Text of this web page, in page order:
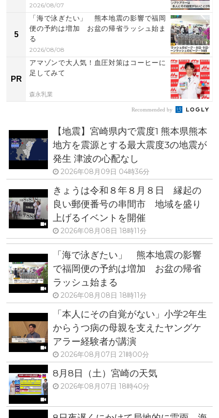
2026/08/07
5
「海で泳ぎたい」 熊本地震の影響で福岡
便の予約は増加 お盆の帰省ラッシュ始ま
る
2026/08/08
PR
アマゾンで大人気！血圧対策はコーヒーに
足してみて
森永乳業
Recommended by
【地震】宮崎県内で震度1 熊本県熊本
地方を震源とする最大震度3の地震が
発生 津波の心配なし
2026年08月09日 04時36分
きょうは令和８年８月８日 縁起の
良い郵便番号の串間市 地域を盛り
上げるイベントを開催
2026年08月08日 18時11分
「海で泳ぎたい」 熊本地震の影響
で福岡便の予約は増加 お盆の帰省
ラッシュ始まる
2026年08月08日 18時11分
「本人にその自覚がない」小学2年生
からうつ病の母親を支えたヤングケ
アラー経験者が講演
2026年08月07日 21時00分
8月8日（土）宮崎の天気
2026年08月07日 18時40分